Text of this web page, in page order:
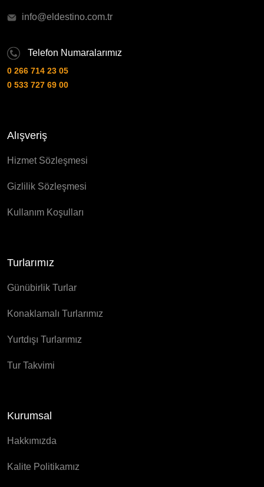
info@eldestino.com.tr
Telefon Numaralarımız
0 266 714 23 05
0 533 727 69 00
Alışveriş
Hizmet Sözleşmesi
Gizlilik Sözleşmesi
Kullanım Koşulları
Turlarımız
Günübirlik Turlar
Konaklamalı Turlarımız
Yurtdışı Turlarımız
Tur Takvimi
Kurumsal
Hakkımızda
Kalite Politikamız